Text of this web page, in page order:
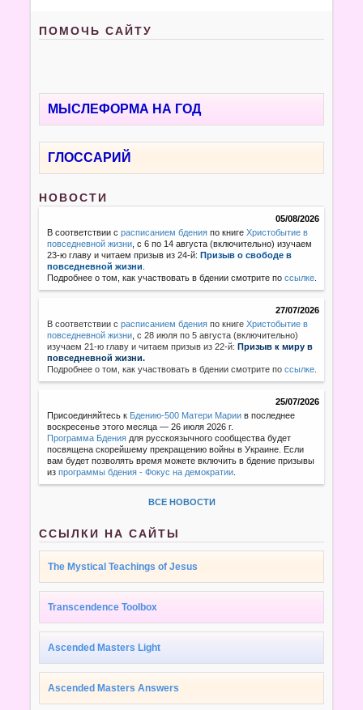
ПОМОЧЬ САЙТУ
МЫСЛЕФОРМА НА ГОД
ГЛОССАРИЙ
НОВОСТИ
05/08/2026
В соответствии срасписанием бдения по книгеХристобытие в
повседневной жизни , с 6 по 14 августа (включительно) изучаем
23-ю главу и читаем призыв из 24-й:Призыв о свободе в
повседневной жизни
Подробнее о том, как участвовать в бдении смотрите поссылке
27/07/2026
В соответствии с расписанием бдения по книгеХристобытие в
повседневной жизни с 28 июля по 5 августа (включительно)
изучаем 21-ю главу и читаем призыв из 22-й:Призыв к миру в
повседневной жизни.
Подробнее о том, как участвовать в бдении смотрите поссылке
25/07/2026
Присоединяйтесь к Бдению-500 Матери Марии в последнее
воскресенье этого месяца — 26 июля 2026 г.
Программа Бдения для русскоязычного сообщества будет
посвящена скорейшему прекращению войны в Украине. Если
вам будет позволять время можете включить в бдение призывы
изпрограммы бдения - Фокус на демократии
ВСЕ НОВОСТИ
ССЫЛКИ НА САЙТЫ
The Mystical Teachings of Jesus
Transcendence Toolbox
Ascended Masters Light
Ascended Masters Answers